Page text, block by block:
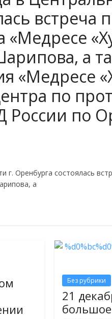
встреча
а
«Медресе
по
по
г. Оренбурга состоялась
а
Без рубрики
21